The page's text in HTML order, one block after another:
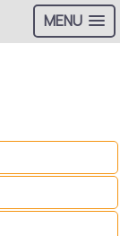
MENU